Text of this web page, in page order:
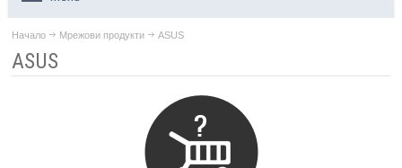
Продукти
Начало Мрежови продукти ASUS
ASUS